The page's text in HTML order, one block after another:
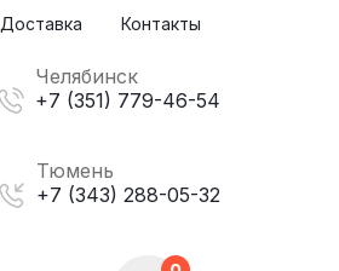
Доставка Контакты
Челябинск
+7 (351) 779-46-54
Тюмень
+7 (343) 288-05-32